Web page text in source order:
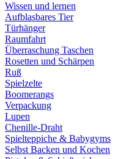
Wissen und lernen
Aufblasbares Tier
Türhänger
Raumfahrt
Überraschung Taschen
Rosetten und Schärpen
Ruß
Spielzelte
Boomerangs
Verpackung
Lupen
Chenille-Draht
Spielteppiche & Babygyms
Selbst Backen und Kochen